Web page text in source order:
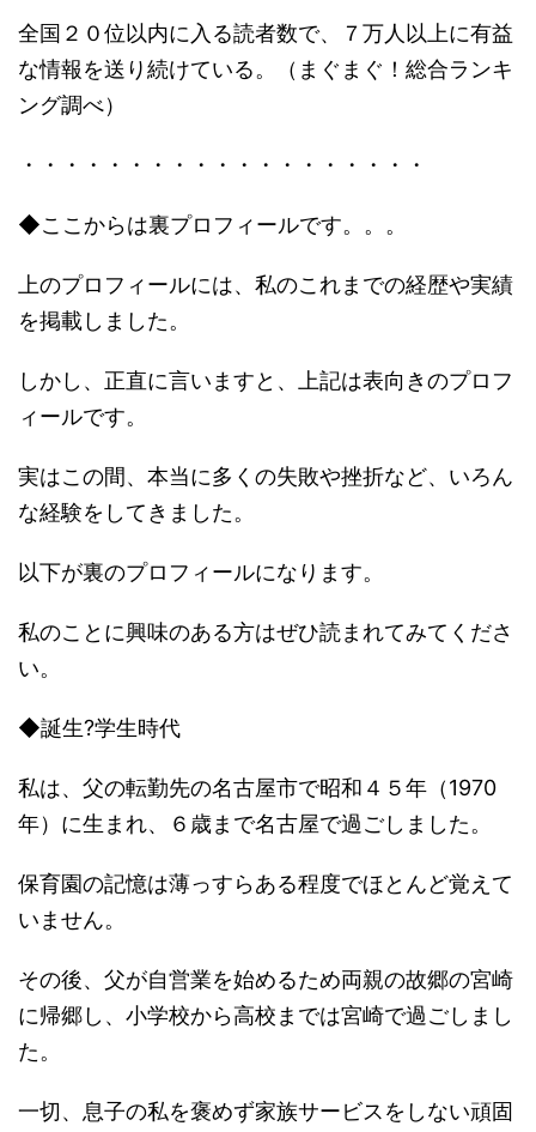
全国２０位以内に入る読者数で、７万人以上に有益
な情報を送り続けている。（まぐまぐ！総合ランキ
ング調べ）
・・・・・・・・・・・・・・・・・・・
◆ここからは裏プロフィールです。。。
上のプロフィールには、私のこれまでの経歴や実績
を掲載しました。
しかし、正直に言いますと、上記は表向きのプロフ
ィールです。
実はこの間、本当に多くの失敗や挫折など、いろん
な経験をしてきました。
以下が裏のプロフィールになります。
私のことに興味のある方はぜひ読まれてみてくださ
い。
◆誕生?学生時代
私は、父の転勤先の名古屋市で昭和４５年（1970
年）に生まれ、６歳まで名古屋で過ごしました。
保育園の記憶は薄っすらある程度でほとんど覚えて
いません。
その後、父が自営業を始めるため両親の故郷の宮崎
に帰郷し、小学校から高校までは宮崎で過ごしまし
た。
一切、息子の私を褒めず家族サービスをしない頑固